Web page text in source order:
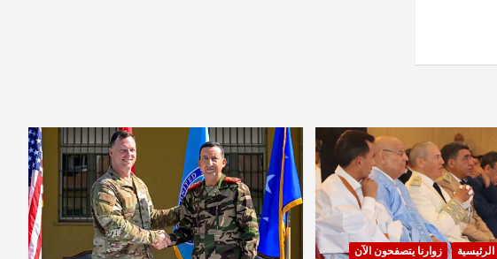
الرئيسية
زوارنا يتصفحون الآن